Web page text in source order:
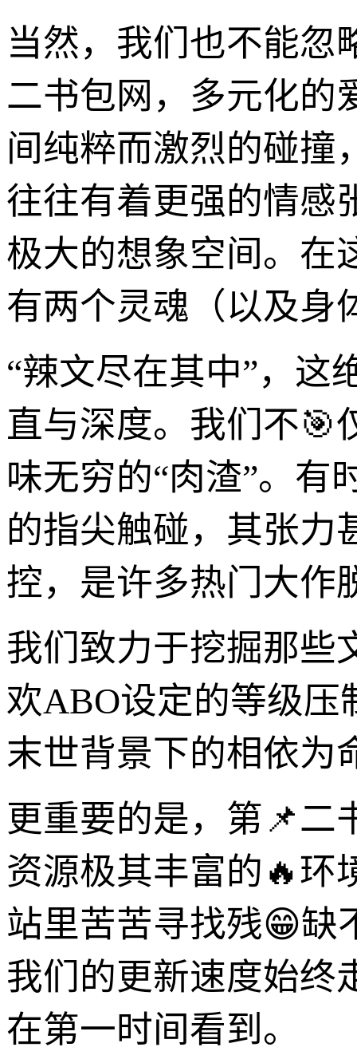
当然，我们也不能忽
二书包网，多元化的
间纯粹而激烈的碰撞
往往有着更强的情感
极大的想象空间。在
有两个灵魂（以及身
“辣文尽在其中”，这
直与深度。我们不🎯
味无穷的“肉渣”。有
的指尖触碰，其张力
控，是许多热门大作
我们致力于挖掘那些
欢ABO设定的等级压
末世背景下的相依为
更重要的是，第📌二
资源极其丰富的🔥环
站里苦苦寻找残😁缺
我们的更新速度始终
在第一时间看到。